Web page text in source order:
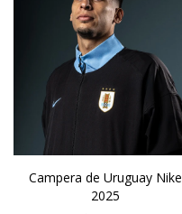
Campera de Uruguay Nike
2025